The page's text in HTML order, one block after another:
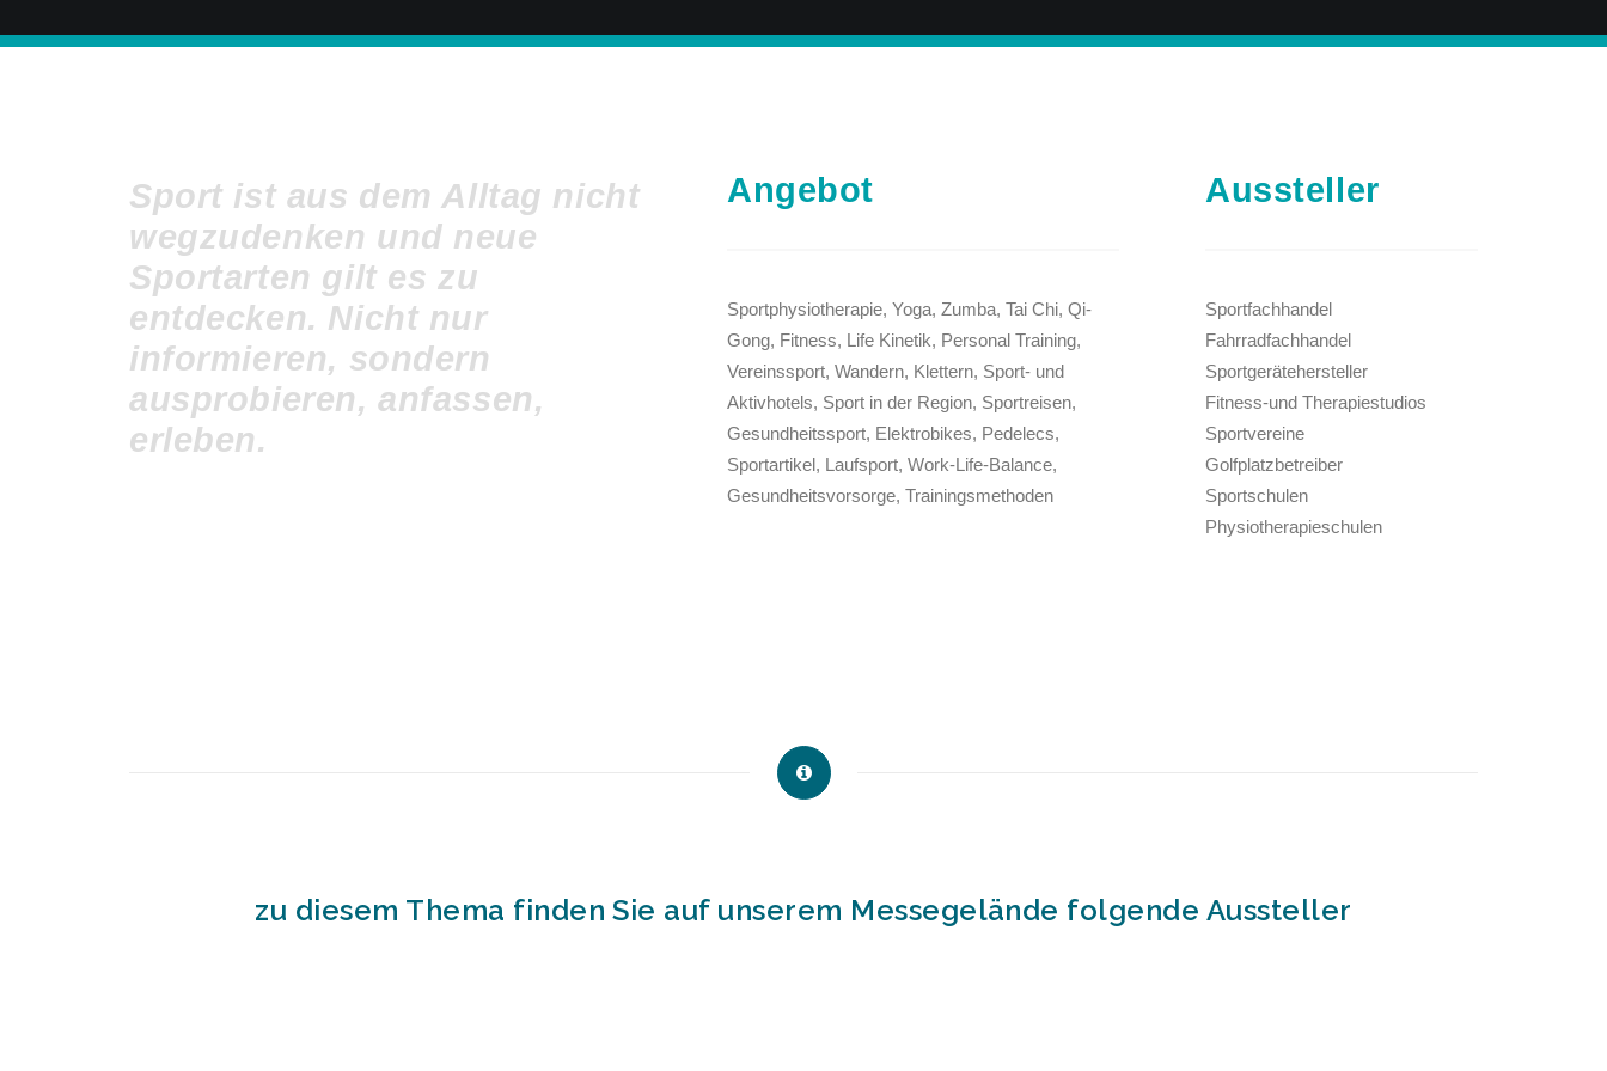
Sport ist aus dem Alltag nicht
wegzudenken und neue
Sportarten gilt es zu
entdecken. Nicht nur
informieren, sondern
ausprobieren, anfassen,
erleben.
Angebot
Sportphysiotherapie, Yoga, Zumba, Tai Chi, Qi-
Gong, Fitness, Life Kinetik, Personal Training,
Vereinssport, Wandern, Klettern, Sport- und
Aktivhotels, Sport in der Region, Sportreisen,
Gesundheitssport, Elektrobikes, Pedelecs,
Sportartikel, Laufsport, Work-Life-Balance,
Gesundheitsvorsorge, Trainingsmethoden
Aussteller
Sportfachhandel
Fahrradfachhandel
Sportgerätehersteller
Fitness-und Therapiestudios
Sportvereine
Golfplatzbetreiber
Sportschulen
Physiotherapieschulen
zu diesem Thema finden Sie auf unserem Messegelände folgende Aussteller